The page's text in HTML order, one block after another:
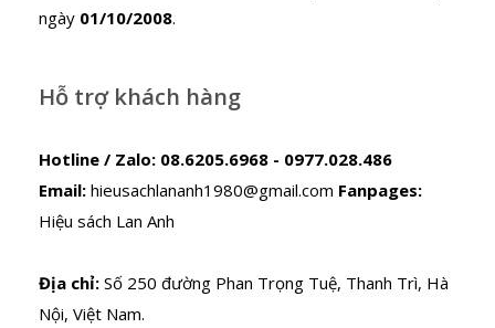
ngày 01/10/2008.
Hỗ trợ khách hàng
Hotline / Zalo: 08.6205.6968 - 0977.028.486
Email: hieusachlananh1980@gmail.com Fanpages:
Hiệu sách Lan Anh
Địa chỉ: Số 250 đường Phan Trọng Tuệ, Thanh Trì, Hà
Nội, Việt Nam.